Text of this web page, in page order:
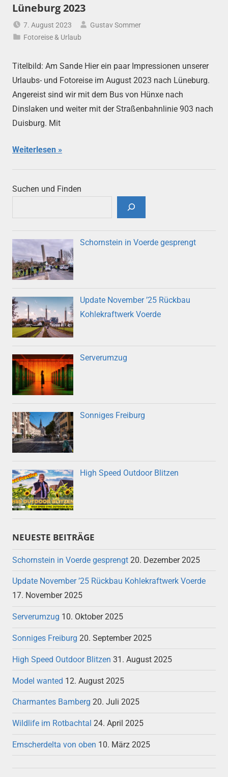
Lüneburg 2023
7. August 2023
Gustav Sommer
Fotoreise & Urlaub
Titelbild: Am Sande Hier ein paar Impressionen unserer
Urlaubs- und Fotoreise im August 2023 nach Lüneburg.
Angereist sind wir mit dem Bus von Hünxe nach
Dinslaken und weiter mit der Straßenbahnlinie 903 nach
Duisburg. Mit
Weiterlesen
Suchen und Finden
Schornstein in Voerde gesprengt
Update November ’25 Rückbau
Kohlekraftwerk Voerde
Serverumzug
Sonniges Freiburg
High Speed Outdoor Blitzen
NEUESTE BEITRÄGE
Schornstein in Voerde gesprengt 20. Dezember 2025
Update November ’25 Rückbau Kohlekraftwerk Voerde
17. November 2025
Serverumzug 10. Oktober 2025
Sonniges Freiburg 20. September 2025
High Speed Outdoor Blitzen 31. August 2025
Model wanted 12. August 2025
Charmantes Bamberg 20. Juli 2025
Wildlife im Rotbachtal 24. April 2025
Emscherdelta von oben 10. März 2025